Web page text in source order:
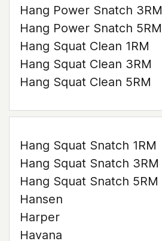
Hang Power Snatch 3RM
Hang Power Snatch 5RM
Hang Squat Clean 1RM
Hang Squat Clean 3RM
Hang Squat Clean 5RM
Hang Squat Snatch 1RM
Hang Squat Snatch 3RM
Hang Squat Snatch 5RM
Hansen
Harper
Havana